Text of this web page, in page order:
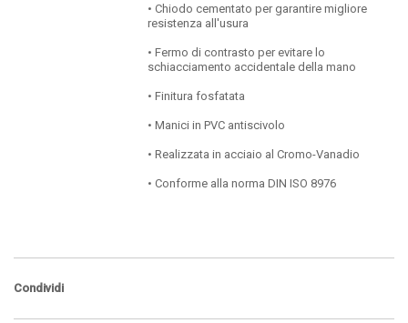
• Chiodo cementato per garantire migliore
resistenza all'usura
• Fermo di contrasto per evitare lo
schiacciamento accidentale della mano
• Finitura fosfatata
• Manici in PVC antiscivolo
• Realizzata in acciaio al Cromo-Vanadio
• Conforme alla norma DIN ISO 8976
Condividi